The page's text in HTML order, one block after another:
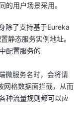
的用户场景采用。
除了支持基于Eureka
静态服务实例地址。
配置服务的
微服务名时，会将请
网格数据面拦截，从而
种流量规则都可以应